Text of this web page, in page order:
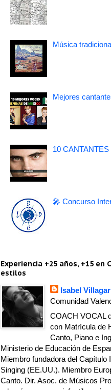
Música
Mejores
10
🎤 Concurso
Experiencia +25 años, +15 en
estilos
Isabel Villagar
Comunidad
COACH VOCAL
con Matrícula de
Canto, Piano e
Ministerio de Educación de
Miembro fundadora del Capítulo
Singing (EE.UU.). Miembro
Canto. Dir. Asoc. de Músicos